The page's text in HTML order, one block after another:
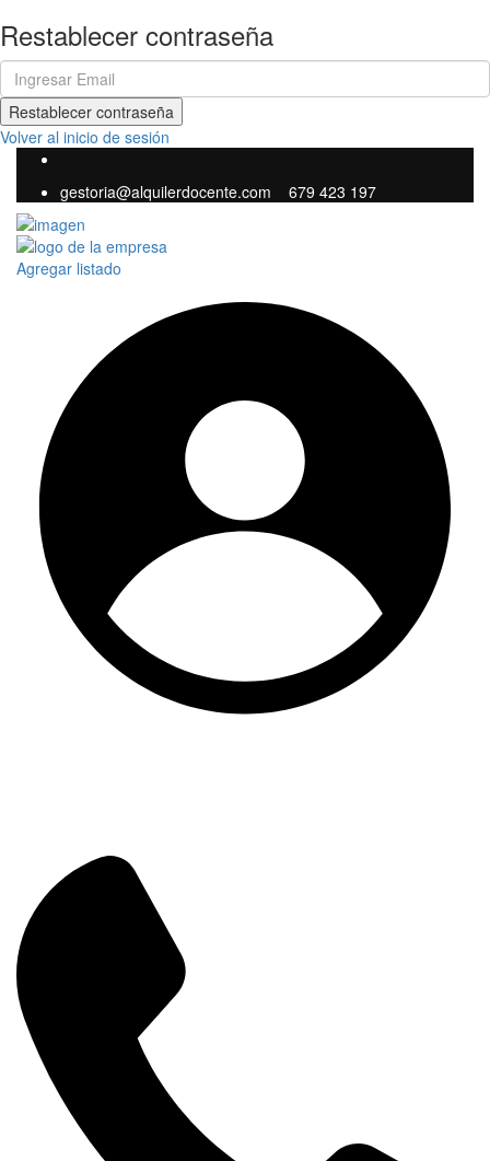
Restablecer contraseña
Restablecer contraseña
Volver al inicio de sesión
gestoria@alquilerdocente.com 679 423 197
Agregar listado